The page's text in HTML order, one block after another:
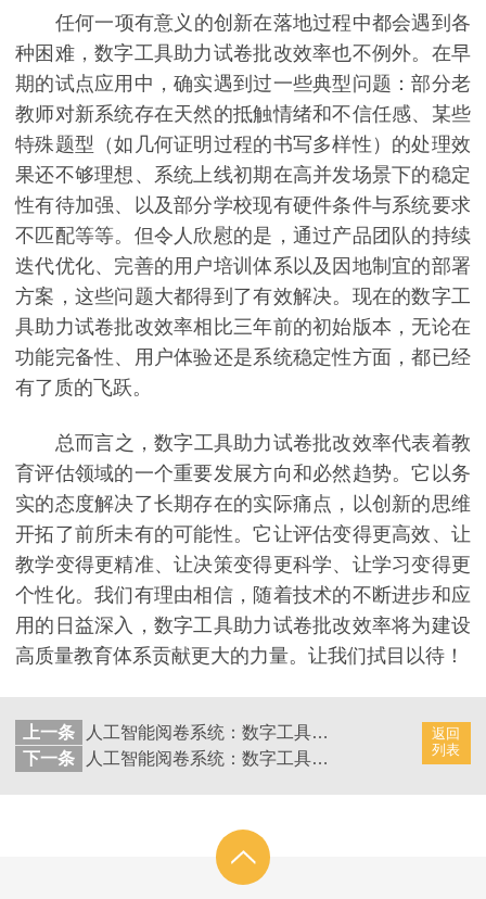
任何一项有意义的创新在落地过程中都会遇到各
种困难，数字工具助力试卷批改效率也不例外。在早
期的试点应用中，确实遇到过一些典型问题：部分老
教师对新系统存在天然的抵触情绪和不信任感、某些
特殊题型（如几何证明过程的书写多样性）的处理效
果还不够理想、系统上线初期在高并发场景下的稳定
性有待加强、以及部分学校现有硬件条件与系统要求
不匹配等等。但令人欣慰的是，通过产品团队的持续
迭代优化、完善的用户培训体系以及因地制宜的部署
方案，这些问题大都得到了有效解决。现在的数字工
具助力试卷批改效率相比三年前的初始版本，无论在
功能完备性、用户体验还是系统稳定性方面，都已经
有了质的飞跃。
总而言之，数字工具助力试卷批改效率代表着教
育评估领域的一个重要发展方向和必然趋势。它以务
实的态度解决了长期存在的实际痛点，以创新的思维
开拓了前所未有的可能性。它让评估变得更高效、让
教学变得更精准、让决策变得更科学、让学习变得更
个性化。我们有理由相信，随着技术的不断进步和应
用的日益深入，数字工具助力试卷批改效率将为建设
高质量教育体系贡献更大的力量。让我们拭目以待！
返回
列表
上一条
人工智能阅卷系统：数字工具助力考试成绩处理
下一条
人工智能阅卷系统：数字工具助力试卷批改准确性